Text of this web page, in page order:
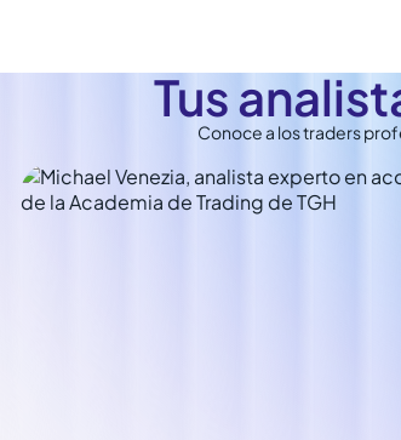
Tus
Conoce a los traders